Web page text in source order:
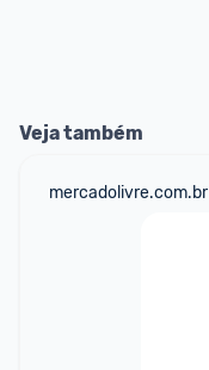
Veja também
mercadolivre.com.br